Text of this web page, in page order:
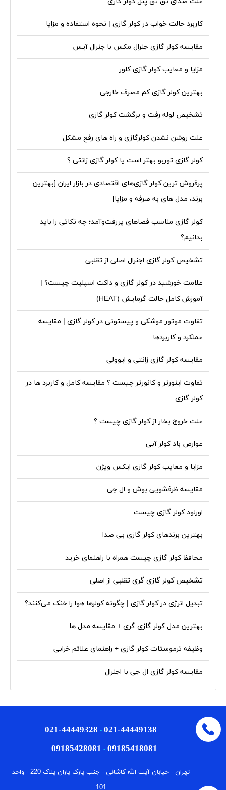
کاربرد حالت خواب در کولر گازی | نحوه استفاده و مزایا
مقایسه کولر گازی جنرال مکس با جنرال آیس
مزایا و معایب کولر گازی کلور
بهترین کولر گازی کم مصرف خارجی
تشخیص لوله رفت و برگشت کولر گازی
علت روشن نشدن کولرگازی و راه های رفع مشکل
کولر گازی توربو بهتر است یا کولر گازی زانتی ؟
پرفروش‌ ترین کولر گازی‌های اقتصادی در بازار ایران [بهترین
برند، مدل های به صرفه و مزایا]
کولر گازی مناسب فضاهای پررفت‌وآمد؛ چه نکاتی را باید
بدانیم؟
تشخیص کولر گازی اجنرال اصلی از تقلبی
علامت خورشید در کولر گازی و داکت اسپلیت چیست؟ |
آموزش کامل حالت گرمایش (HEAT)
تفاوت موتور موشکی و پیستونی در کولر گازی | مقایسه
عملکرد و کاربردها
مقایسه کولر گازی زانتی و ایوولی
تفاوت اینورتر و کانورتر چیست ؟ مقایسه کامل و کاربرد ها در
کولر گازی
علت خروج بخار از کولر گازی چیست ؟
عوارض باد کولر آبی
مزایا و معایب کولر گازی ایکس ویژن
مقایسه ظرفشویی بوش و ال جی
اورلود کولر گازی چیست
بهترین برندهای کولر گازی بی صدا
محافظ کولر گازی چیست همراه با راهنمای خرید
تشخیص کولر گازی گری تقلبی از اصلی
تبدیل انرژی در کولر گازی | چگونه کولرها هوا را خنک می‌کنند؟
بهترین مدل کولر گازی گری + مقایسه مدل ها
وظیفه ترموستات کولر گازی + راهنمای علائم خرابی
مقایسه کولر گازی ال جی با اجنرال
021-44449138
-
021-44449328
09185418081
-
09185428081
تهران - خیابان آیت الله کاشانی - جنب پارک یاران پلاک 220 - واحد
101